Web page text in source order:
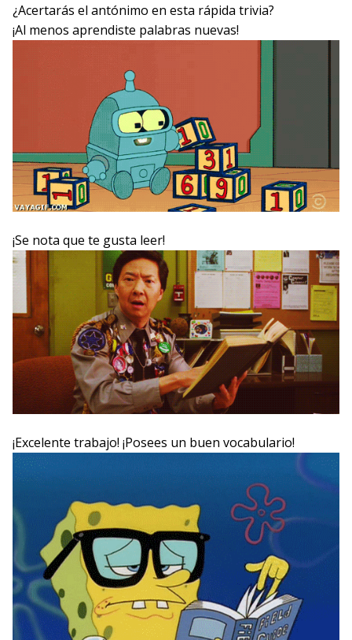
¿Acertarás el antónimo en esta rápida trivia?
¡Al menos aprendiste palabras nuevas!
¡Se nota que te gusta leer!
¡Excelente trabajo! ¡Posees un buen vocabulario!